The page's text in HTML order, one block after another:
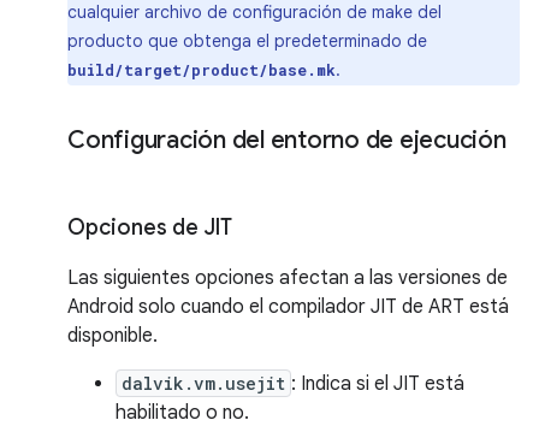
cualquier archivo de configuración de make del
producto que obtenga el predeterminado de
build/target/product/base.mk.
Configuración del entorno de ejecución
Opciones de JIT
Las siguientes opciones afectan a las versiones de
Android solo cuando el compilador JIT de ART está
disponible.
dalvik.vm.usejit : Indica si el JIT está
habilitado o no.